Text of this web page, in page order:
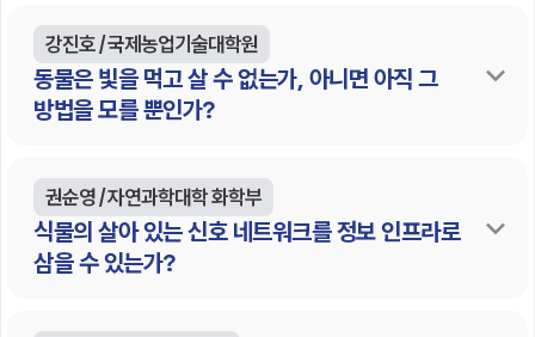
동물은 빛을 먹고 살 수 없는가, 아니면 아직 그
방법을 모를 뿐인가?
강진호 / 국제농업기술대학원
식물의 살아 있는 신호 네트워크를 정보 인프라로
삼을 수 있는가?
권순영 / 자연과학대학 화학부